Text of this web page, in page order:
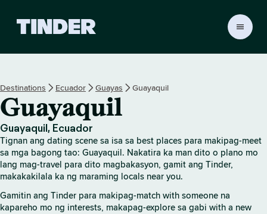
r
o
e
Destinations Ecuador Guayas Guayaquil
Guayaquil
Guayaquil, Ecuador
Tignan ang dating scene sa isa sa best places para makipag-meet
sa mga bagong tao: Guayaquil. Nakatira ka man dito o plano mo
lang mag-travel para dito magbakasyon, gamit ang Tinder,
makakakilala ka ng maraming locals near you.
Gamitin ang Tinder para makipag-match with someone na
kapareho mo ng interests, makapag-explore sa gabi with a new